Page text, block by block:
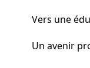
Vers une
Un avenir